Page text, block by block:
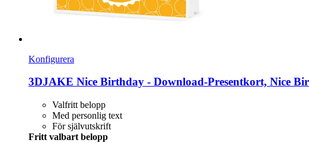
Konfigurera
3DJAKE Nice Birthday -​ Download-​Presentkort, Nice
Valfritt belopp
Med personlig text
För självutskrift
Fritt valbart belopp